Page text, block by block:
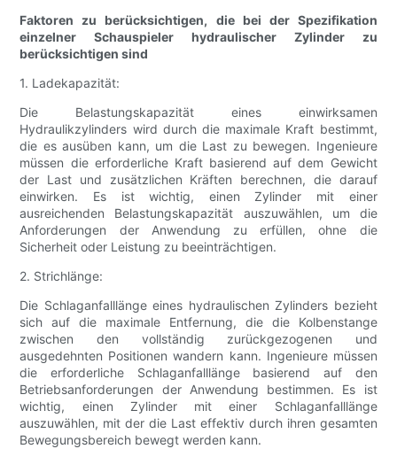
Faktoren zu berücksichtigen, die bei der Spezifikation
einzelner Schauspieler hydraulischer Zylinder zu
berücksichtigen sind
1. Ladekapazität:
Die Belastungskapazität eines einwirksamen
Hydraulikzylinders wird durch die maximale Kraft bestimmt,
die es ausüben kann, um die Last zu bewegen. Ingenieure
müssen die erforderliche Kraft basierend auf dem Gewicht
der Last und zusätzlichen Kräften berechnen, die darauf
einwirken. Es ist wichtig, einen Zylinder mit einer
ausreichenden Belastungskapazität auszuwählen, um die
Anforderungen der Anwendung zu erfüllen, ohne die
Sicherheit oder Leistung zu beeinträchtigen.
2. Strichlänge:
Die Schlaganfalllänge eines hydraulischen Zylinders bezieht
sich auf die maximale Entfernung, die die Kolbenstange
zwischen den vollständig zurückgezogenen und
ausgedehnten Positionen wandern kann. Ingenieure müssen
die erforderliche Schlaganfalllänge basierend auf den
Betriebsanforderungen der Anwendung bestimmen. Es ist
wichtig, einen Zylinder mit einer Schlaganfalllänge
auszuwählen, mit der die Last effektiv durch ihren gesamten
Bewegungsbereich bewegt werden kann.